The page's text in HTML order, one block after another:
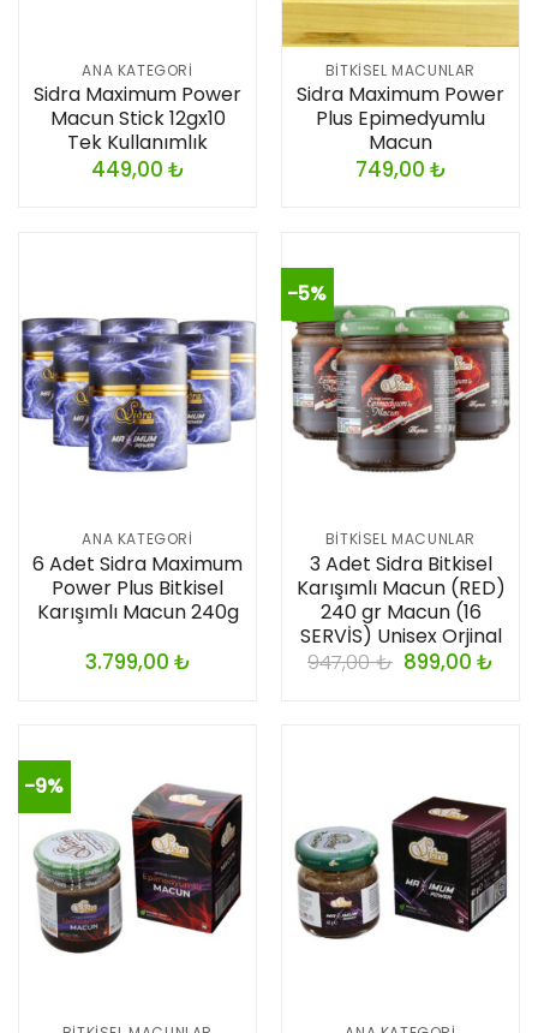
ANA KATEGORI
Sidra Maximum Power
Macun Stick 12gx10
Tek Kullanımlık
449,00 ₺
BITKISEL MACUNLAR
Sidra Maximum Power
Plus Epimedyumlu
Macun
749,00 ₺
ANA KATEGORI
6 Adet Sidra Maximum
Power Plus Bitkisel
Karışımlı Macun 240g
3.799,00 ₺
-5%
BITKISEL MACUNLAR
3 Adet Sidra Bitkisel
Karışımlı Macun (RED)
240 gr Macun (16
SERVİS) Unisex Orjinal
947,00₺ 899,00₺
-9%